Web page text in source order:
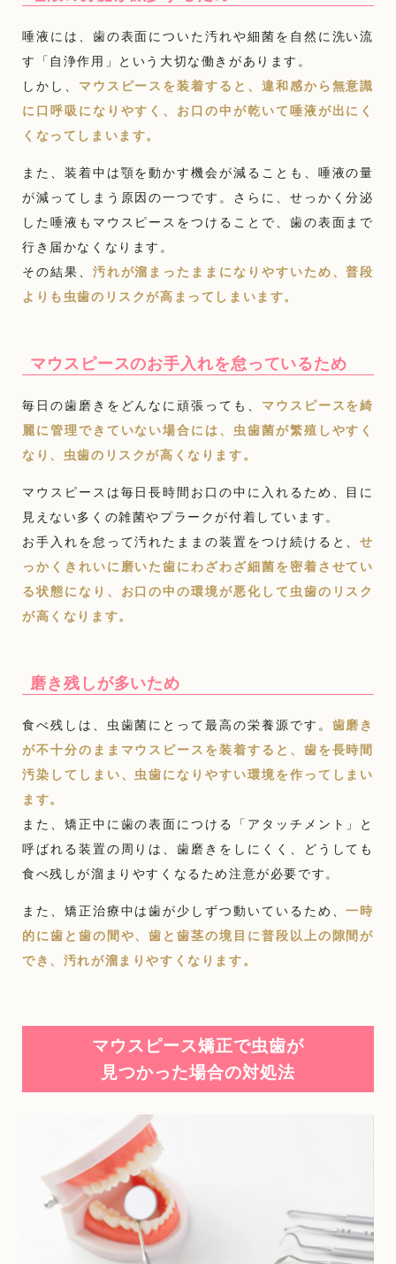
唾液には、歯の表面についた汚れや細菌を自然に洗い流
す「自浄作用」という大切な働きがあります。
しかし、 マウスピースを装着すると、違和感から無意識
に口呼吸になりやすく、お口の中が乾いて唾液が出にく
くなってしまいます。
また、装着中は顎を動かす機会が減ることも、唾液の量
が減ってしまう原因の一つです。さらに、せっかく分泌
した唾液もマウスピースをつけることで、歯の表面まで
行き届かなくなります。
その結果、 汚れが溜まったままになりやすいため、普段
よりも虫歯のリスクが高まってしまいます。
マウスピースのお手入れを怠っているため
毎日の歯磨きをどんなに頑張っても、 マウスピースを綺
麗に管理できていない場合には、虫歯菌が繁殖しやすく
なり、虫歯のリスクが高くなります。
マウスピースは毎日長時間お口の中に入れるため、目に
見えない多くの雑菌やプラークが付着しています。
お手入れを怠って汚れたままの装置をつけ続けると、せ
っかくきれいに磨いた歯にわざわざ細菌を密着させてい
る状態になり、お口の中の環境が悪化して虫歯のリスク
が高くなります。
磨き残しが多いため
食べ残しは、虫歯菌にとって最高の栄養源です。 歯磨き
が不十分のままマウスピースを装着すると、歯を長時間
汚染してしまい、虫歯になりやすい環境を作ってしまい
ます。
また、矯正中に歯の表面につける「アタッチメント」と
呼ばれる装置の周りは、歯磨きをしにくく、どうしても
食べ残しが溜まりやすくなるため注意が必要です。
また、矯正治療中は歯が少しずつ動いているため、一時
的に歯と歯の間や、歯と歯茎の境目に普段以上の隙間が
でき、汚れが溜まりやすくなります。
マウスピース矯正で虫歯が
見つかった場合の対処法